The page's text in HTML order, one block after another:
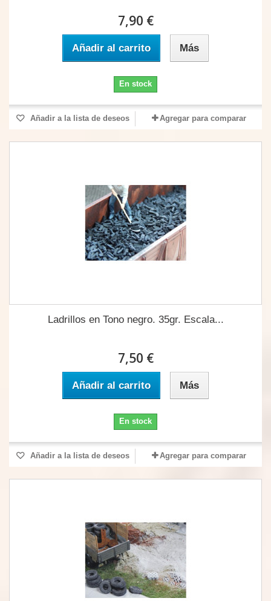
7,90 €
Añadir al carrito Más
En stock
Añadir a la lista de deseos Agregar para comparar
Ladrillos en Tono negro. 35gr. Escala...
7,50 €
Añadir al carrito Más
En stock
Añadir a la lista de deseos Agregar para comparar